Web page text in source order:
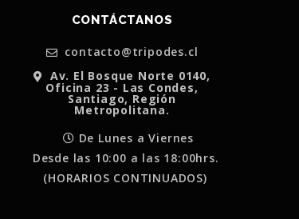
CONTÁCTANOS
contacto@tripodes.cl
Av. El Bosque Norte 0140,
Oficina 23 - Las Condes,
Santiago, Región
Metropolitana.
De Lunes a Viernes
Desde las 10:00 a las 18:00hrs.
(HORARIOS CONTINUADOS)